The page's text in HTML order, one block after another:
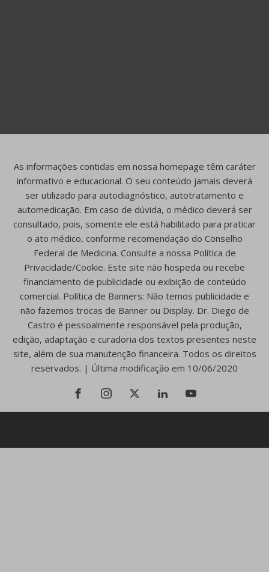
As informações contidas em nossa homepage têm caráter
informativo e educacional. O seu conteúdo jamais deverá
ser utilizado para autodiagnóstico, autotratamento e
automedicação. Em caso de dúvida, o médico deverá ser
consultado, pois, somente ele está habilitado para praticar
o ato médico, conforme recomendação do Conselho
Federal de Medicina. Consulte a nossa Política de
Privacidade/Cookie. Este site não hospeda ou recebe
financiamento de publicidade ou exibição de conteúdo
comercial. Política de Banners: Não temos publicidade e
não fazemos trocas de Banner ou Display. Dr. Diego de
Castro é pessoalmente responsável pela produção,
edição, adaptação e curadoria dos textos presentes neste
site, além de sua manutenção financeira. Todos os direitos
reservados. | Última modificação em 10/06/2020